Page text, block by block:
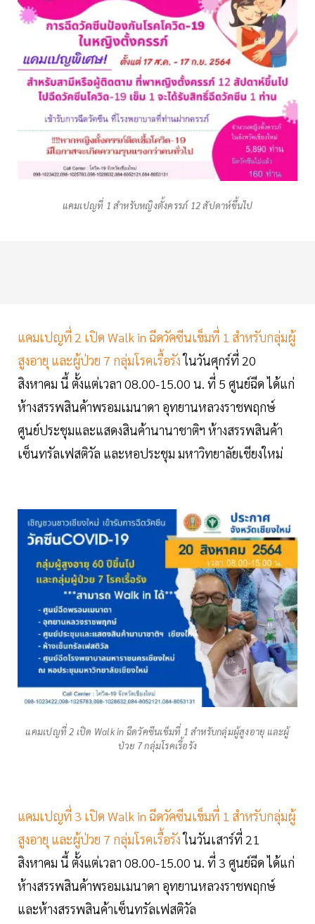
แคมเปญที่ 1 สำหรับหญิงตั้งครรภ์ 12 สัปดาห์ขึ้นไป
แคมเปญที่ 2 เปิด Walk in ฉีดวัคซีนเข็มที่ 1 สำหรับกลุ่มผู้
สูงอายุ และผู้ป่วย 7 กลุ่มโรคเรื้อรังในวันศุกร์ที่ 20
สิงหาคม นี้ ตั้งแต่เวลา 08.00-15.00 น. ที่ 5 ศูนย์ฉีด ได้แก่
ห้างสรรพสินค้าพรอมเมนาดา อุทยานหลวงราชพฤกษ์
ศูนย์ประชุมและแสดงสินค้านานาชาติฯ ห้างสรรพสินค้า
เซ็นทรัลเฟสติวัล และหอประชุม มหาวิทยาลัยเชียงใหม่
แคมเปญที่ 2 เปิด Walk in ฉีดวัคซีนเข็มที่ 1 สำหรับกลุ่มผู้สูงอายุ และผู้
ป่วย 7 กลุ่มโรคเรื้อรัง
แคมเปญที่ 3 เปิด Walk in ฉีดวัคซีนเข็มที่ 1 สำหรับกลุ่มผู้
สูงอายุ และผู้ป่วย 7 กลุ่มโรคเรื้อรังในวันเสาร์ที่ 21
สิงหาคม นี้ ตั้งแต่เวลา 08.00-15.00 น. ที่ 3 ศูนย์ฉีด ได้แก่
ห้างสรรพสินค้าพรอมเมนาดา อุทยานหลวงราชพฤกษ์
และห้างสรรพสินค้าเซ็นทรัลเฟสติวัล